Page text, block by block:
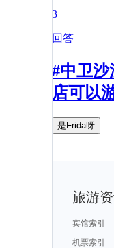
3
回答
#中卫
店可以
是Frida呀
旅游
宾馆索引
机票索引